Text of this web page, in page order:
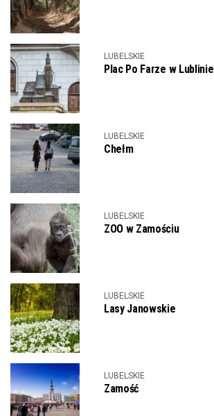
LUBELSKIE
Plac Po Farze w Lublinie
LUBELSKIE
Chełm
LUBELSKIE
ZOO w Zamościu
LUBELSKIE
Lasy Janowskie
LUBELSKIE
Zamość